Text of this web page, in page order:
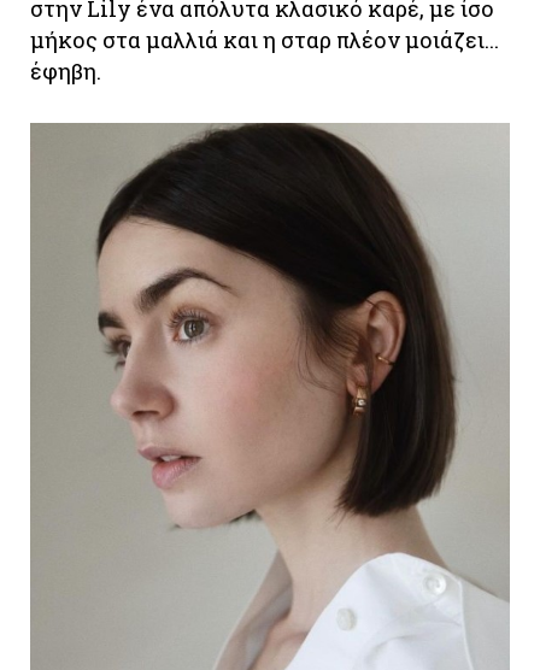
στην Lily ένα απόλυτα κλασικό καρέ, με ίσο
μήκος στα μαλλιά και η σταρ πλέον μοιάζει...
έφηβη.